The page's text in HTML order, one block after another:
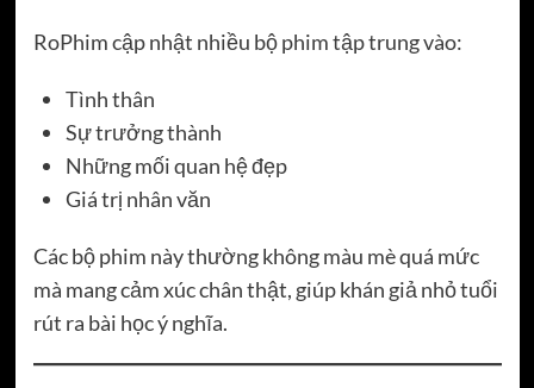
RoPhim cập nhật nhiều bộ phim tập trung vào:
Tình thân
Sự trưởng thành
Những mối quan hệ đẹp
Giá trị nhân văn
Các bộ phim này thường không màu mè quá mức
mà mang cảm xúc chân thật, giúp khán giả nhỏ tuổi
rút ra bài học ý nghĩa.